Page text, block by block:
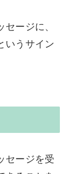
ージに、
いうサイン
セージを受